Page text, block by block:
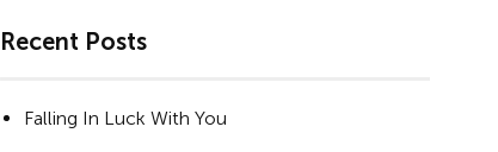
Recent Posts
Falling In Luck With You